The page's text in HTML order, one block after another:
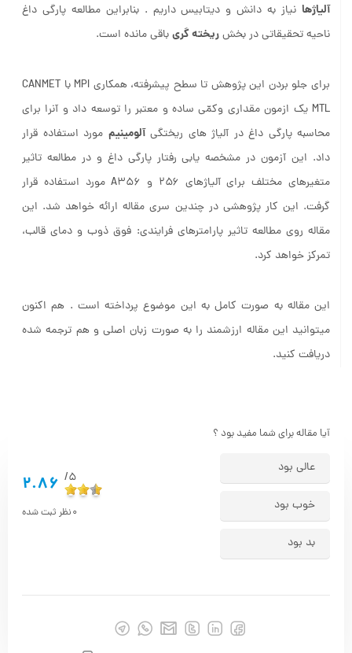
آلیاژها نیاز به دانش و دیتابیس داریم . بنابراین مطالعه پارگی داغ
ناحیه تحقیقاتی در بخشریخته گریباقی مانده است.
برای جلو بردن این پژوهش تا سطح پیشرفته، همکاری MPI با CANMET
MTL یک ازمون مقداری وکمّی ساده و معتبر را توسعه داد و آنرا برای
محاسبه پارگی داغ در آلیاژ های ریختگیآلومینیم مورد استفاده قرار
داد. این آزمون در مشخصه یابی رفتار پارگی داغ و در مطالعه تاثیر
متغیرهای مختلف برای آلیاژهای ۲۵۶ و A356 مورد استفاده قرار
گرفت. این کار پژوهشی در چندین سری مقاله ارائه خواهد شد. این
مقاله روی مطالعه تاثیر پارامترهای فرایندی: فوق ذوب و دمای قالب،
تمرکز خواهد کرد.
این مقاله به صورت کامل به این موضوع پرداخته است . هم اکنون
میتوانید این مقاله ارزشمند را به صورت زبان اصلی و هم ترجمه شده
دریافت کنید.
آیا مقاله برای شما مفید بود ؟
عالی بود
خوب بود
بد بود
5/
2.86
0نظر ثبت شده